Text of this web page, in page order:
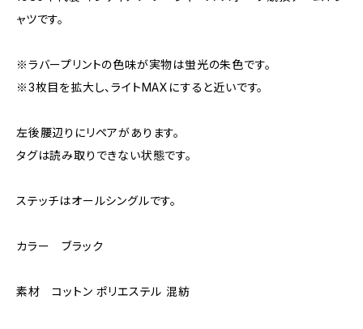
ャツです。
※ラバープリントの色味が実物は蛍光の朱色です。
※3枚目を拡大し、ライトMAXにすると近いです。
左後腰辺りにリペアがあります。
タグは読み取りできない状態です。
ステッチはオールシングルです。
カラー ブラック
素材 コットン ポリエステル 混紡